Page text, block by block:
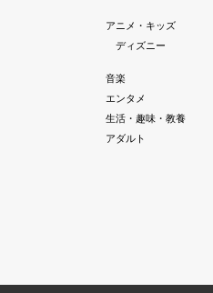
アニメ・キッズ
ディズニー
音楽
エンタメ
生活・趣味・教養
アダルト